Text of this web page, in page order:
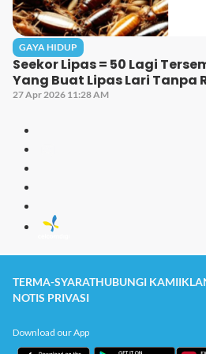
GAYA HIDUP
Seekor Lipas = 50 Lagi
Yang Buat Lipas Lari Tanpa
27 Apr 2026 11:28 AM
TERMA-SYARATHUBUNGI KAMI
NOTIS PRIVASI
Download our App